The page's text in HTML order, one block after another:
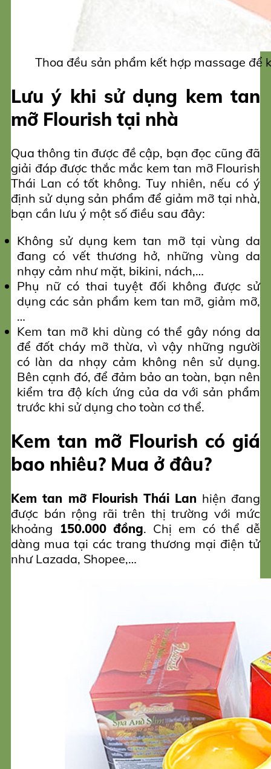
Thoa đều sản phẩm kết hợp massage
Lưu ý khi sử dụng kem tan
mỡ Flourish tại nhà
Qua thông tin được đề cập, bạn đọc cũng đã
giải đáp được thắc mắc kem tan mỡ Flourish
Thái Lan có tốt không. Tuy nhiên, nếu có ý
định sử dụng sản phẩm để giảm mỡ tại nhà,
bạn cần lưu ý một số điều sau đây:
Không sử dụng kem tan mỡ tại vùng da
đang có vết thương hở, những vùng da
nhạy cảm như mặt, bikini, nách,…
Phụ nữ có thai tuyệt đối không được sử
dụng các sản phẩm kem tan mỡ, giảm mỡ,
…
Kem tan mỡ khi dùng có thể gây nóng da
để đốt cháy mỡ thừa, vì vậy những người
có làn da nhạy cảm không nên sử dụng.
Bên cạnh đó, để đảm bảo an toàn, bạn nên
kiểm tra độ kích ứng của da với sản phẩm
trước khi sử dụng cho toàn cơ thể.
Kem tan mỡ Flourish có giá
bao nhiêu? Mua ở đâu?
Kem tan mỡ Flourish Thái Lan hiện đang
được bán rộng rãi trên thị trường với mức
khoảng 150.000 đồng. Chị em có thể dễ
dàng mua tại các trang thương mại điện tử
như Lazada, Shopee,…